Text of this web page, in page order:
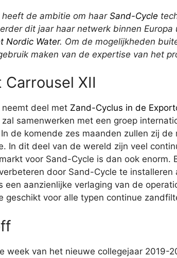
heeft de ambitie om haarSand-Cycle
dit jaar haar netwerk binnen
Nordic Water. Om de mogelijkheden
maken van de expertise van het
Carrousel XII
deel met Zand-Cyclus in de
zal samenwerken met een groep
de komende zes maanden zullen zij
In dit deel van de wereld zijn veel
voor Sand-Cycle is dan ook enorm.
door Sand-Cycle te
een aanzienlijke verlaging van de
geschikt voor alle typen continue
week van het nieuwe collegejaar 2019-